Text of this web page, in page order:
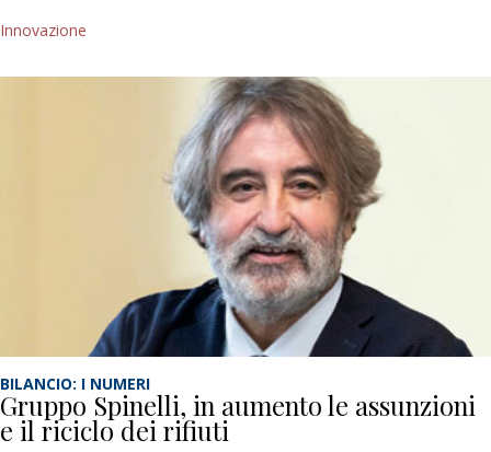
Innovazione
BILANCIO: I NUMERI
Gruppo Spinelli, in aumento le assunzioni
e il riciclo dei rifiuti